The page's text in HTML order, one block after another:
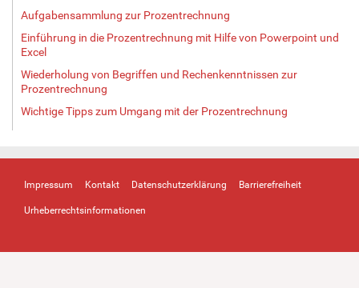
Aufgabensammlung zur Prozentrechnung
Einführung in die Prozentrechnung mit Hilfe von Powerpoint und
Excel
Wiederholung von Begriffen und Rechenkenntnissen zur
Prozentrechnung
Wichtige Tipps zum Umgang mit der Prozentrechnung
Impressum Kontakt Datenschutzerklärung Barrierefreiheit
Urheberrechtsinformationen